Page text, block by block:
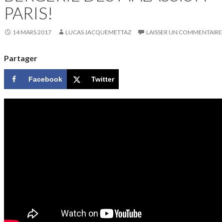
PARIS!
14 MARS 2017 LUCAS JACQUEMETTAZ LAISSER UN COMMENTAIRE
Partager
Facebook Twitter